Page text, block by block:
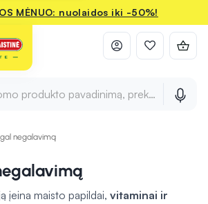
MĖNUO: nuolaidos iki -50%!
produkto pavadinimą, prekės ženklą ir
negalavimą
įeina maisto papildai, vitaminai ir